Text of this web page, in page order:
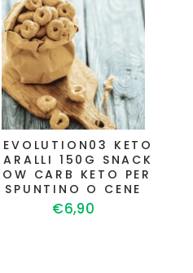
KETO
150G SNACK
CARB KETO PER
SPUNTINO O CENE
€6,90